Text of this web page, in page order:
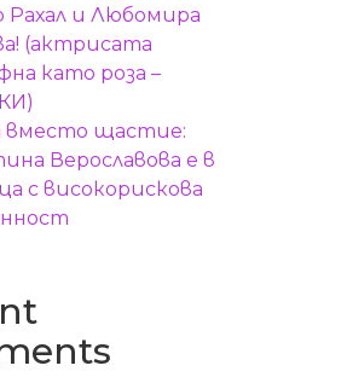
Рахал и Любомира
(актрисата
като роза –
вместо щастие:
Верославова е в
с високорискова